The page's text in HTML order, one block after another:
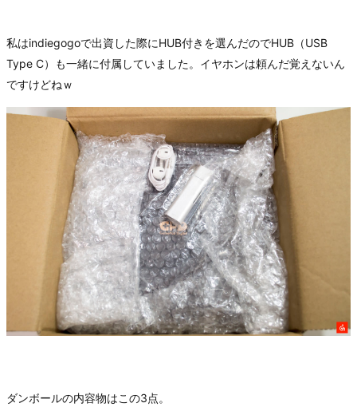
私はindiegogoで出資した際にHUB付きを選んだのでHUB（USB
Type C）も一緒に付属していました。イヤホンは頼んだ覚えないん
ですけどねｗ
ダンボールの内容物はこの3点。